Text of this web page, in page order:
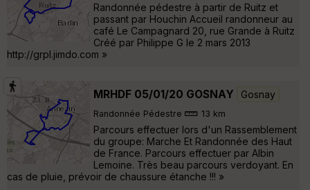
Randonnée pédestre à partir de Ruitz et
passant par Houchin Accueil randonneur au
café Le Campagnard 20, rue Grande à Ruitz
Créé par Philippe G le 2 mars 2013
http://grpl.jimdo.com »
MRHDF 05/01/20 GOSNAY Gosnay
Randonnée Pédestre 13 km
Parcours effectuer lors d'un Rassemblement
du groupe: Marche Et Randonnée des Haut
de France. Parcours effectuer par Albin
Lemoine. Très beau parcours verdoyant. En
cas de pluie, prévoir de chaussure étanche !!! »